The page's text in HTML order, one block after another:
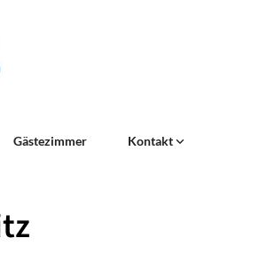
Gästezimmer Kontakt